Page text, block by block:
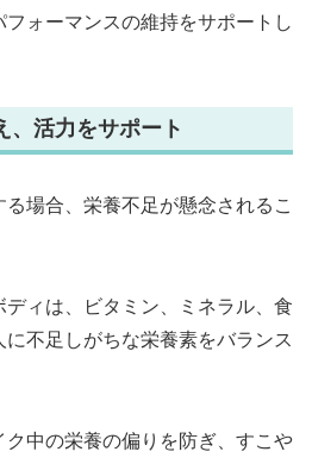
ォーマンスの維持をサポートし
、活力をサポート
場合、栄養不足が懸念されるこ
ディは、ビタミン、ミネラル、食
不足しがちな栄養素をバランス
ク中の栄養の偏りを防ぎ、すこや